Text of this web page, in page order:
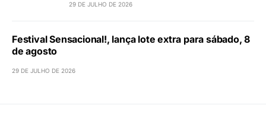
29 DE JULHO DE 2026
Festival Sensacional!, lança lote extra para sábado, 8
de agosto
29 DE JULHO DE 2026